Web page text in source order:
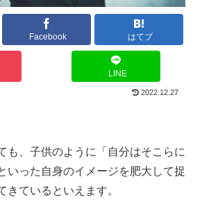
Facebook はてブ
LINE
2022.12.27
も、子供のように「自分はそこらに
いった自身のイメージを肥大して捉
きているといえます。